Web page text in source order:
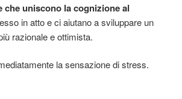
che uniscono la cognizione al
esso in atto e ci aiutano a sviluppare un
razionale e ottimista.
la sensazione di stress.